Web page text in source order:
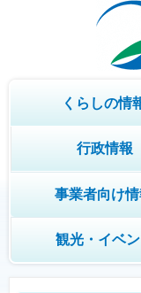
くらしの情
行政情報
事業者向け情
観光・イベン